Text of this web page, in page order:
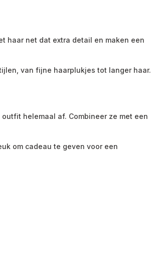
haar net dat extra detail en maken een
van fijne haarplukjes tot langer haar.
helemaal af. Combineer ze met een
om cadeau te geven voor een